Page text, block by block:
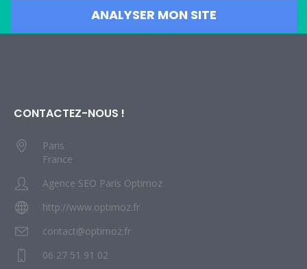
CONTACTEZ-NOUS !
Paris
France
Agence SEO Paris Optimoz
http://www.optimoz.fr
contact@optimoz.fr
06 27 51 91 02